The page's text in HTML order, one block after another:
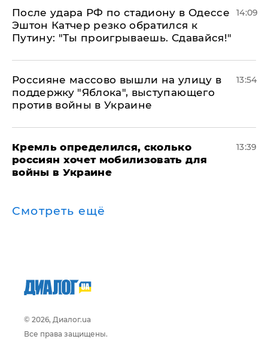
После удара РФ по стадиону в Одессе
Эштон Катчер резко обратился к
Путину: "Ты проигрываешь. Сдавайся!"
14:09
Россияне массово вышли на улицу в
поддержку "Яблока", выступающего
против войны в Украине
13:54
Кремль определился, сколько
россиян хочет мобилизовать для
войны в Украине
13:39
Смотреть ещё
© 2026, Диалог.ua
Все права защищены.